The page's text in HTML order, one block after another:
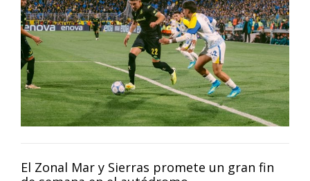
El Zonal Mar y Sierras promete un gran fin